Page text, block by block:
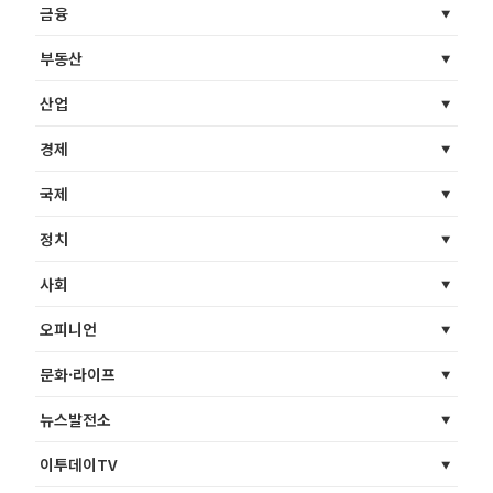
금융
부동산
산업
경제
국제
정치
사회
오피니언
문화·라이프
뉴스발전소
이투데이TV